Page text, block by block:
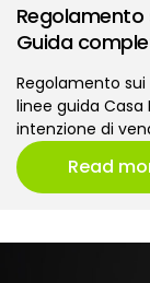
Regolamento
Guida
Regolamento
linee guida Casa
intenzione di
Read